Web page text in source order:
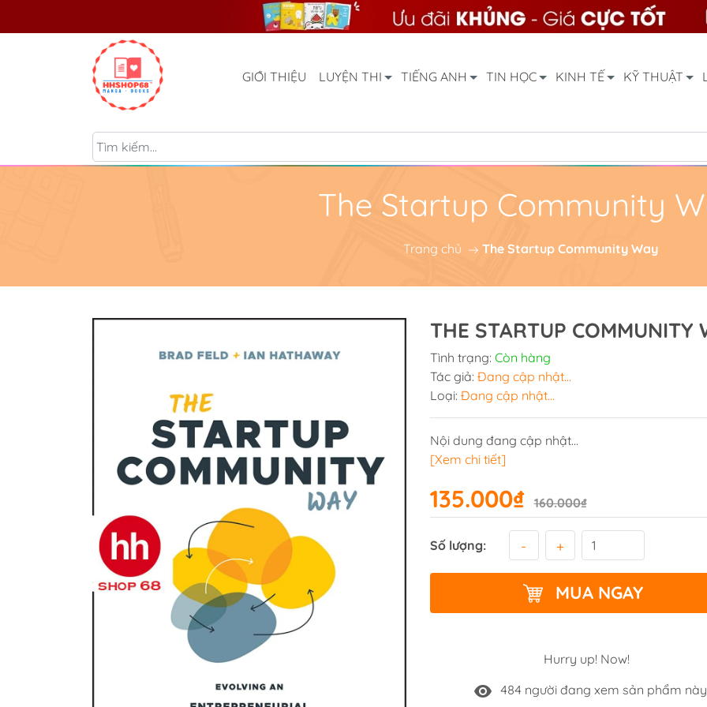
GIỚI THIỆU LUYỆN THI TIẾNG ANH TIN HỌC KINH TẾ KỸ THUẬT
The Startup Community
Trang chủ The Startup Community Way
THE STARTUP COMMUNITY
Tình trạng: Còn hàng
Tác giả: Đang cập nhật...
Loại: Đang cập nhật...
Nội dung đang cập nhật...
[Xem chi tiết]
135.000₫ 160.000₫
Số lượng: - +
MUA NGAY
Hurry up! Now!
484 người đang xem sản phẩm này